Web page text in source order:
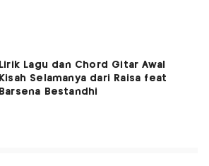
Lirik Lagu dan Chord Gitar Awal
Kisah Selamanya dari Raisa feat
Barsena Bestandhi